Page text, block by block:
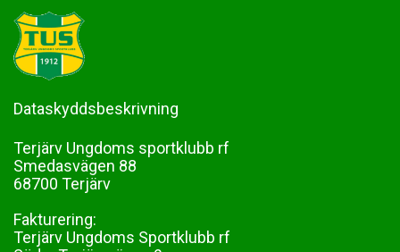
Dataskyddsbeskrivning
Terjärv Ungdoms sportklubb rf
Smedasvägen 88
68700 Terjärv
Fakturering:
Terjärv Ungdoms Sportklubb rf